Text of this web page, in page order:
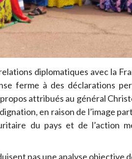
diplomatiques avec la
ferme à des déclarations
attribués au général
en raison de l’image
du pays et de l’action
pas une analyse objective